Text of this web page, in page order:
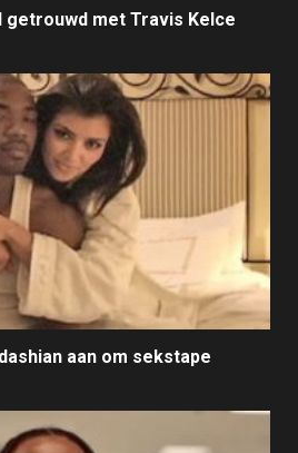
met Travis Kelce
aan om sekstape